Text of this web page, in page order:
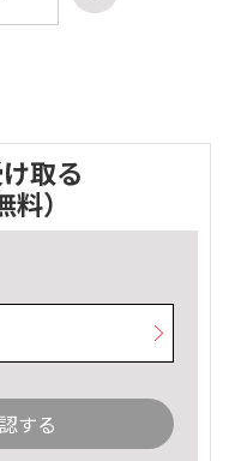
取る
料）
する